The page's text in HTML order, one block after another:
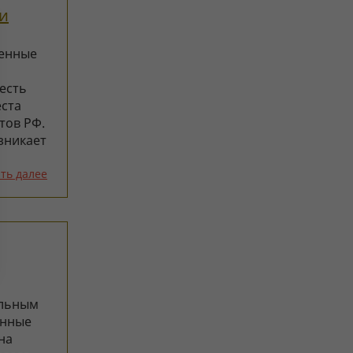
РФ.
далее